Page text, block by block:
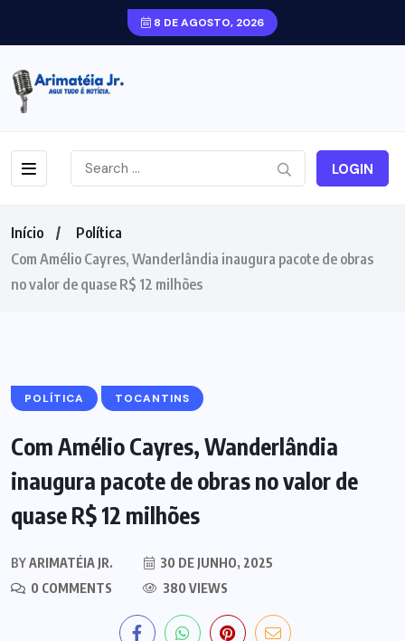
8 DE AGOSTO, 2026
LOGIN
Início
Política
Com Amélio Cayres, Wanderlândia inaugura pacote de obras
no valor de quase R$ 12 milhões
POLÍTICA TOCANTINS
Com Amélio Cayres, Wanderlândia
inaugura pacote de obras no valor de
quase R$ 12 milhões
BYARIMATÉIA JR.
30 DE JUNHO, 2025
0 COMMENTS
380 VIEWS